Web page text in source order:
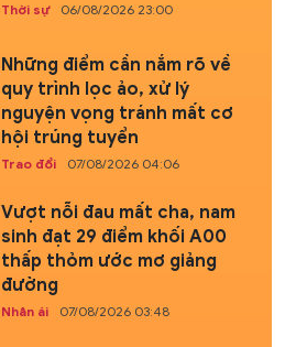
Thời sự 06/08/2026 23:00
Những điểm cần nắm rõ về
quy trình lọc ảo, xử lý
nguyện vọng tránh mất cơ
hội trúng tuyển
Trao đổi 07/08/2026 04:06
Vượt nỗi đau mất cha, nam
sinh đạt 29 điểm khối A00
thấp thỏm ước mơ giảng
đường
Nhân ái 07/08/2026 03:48